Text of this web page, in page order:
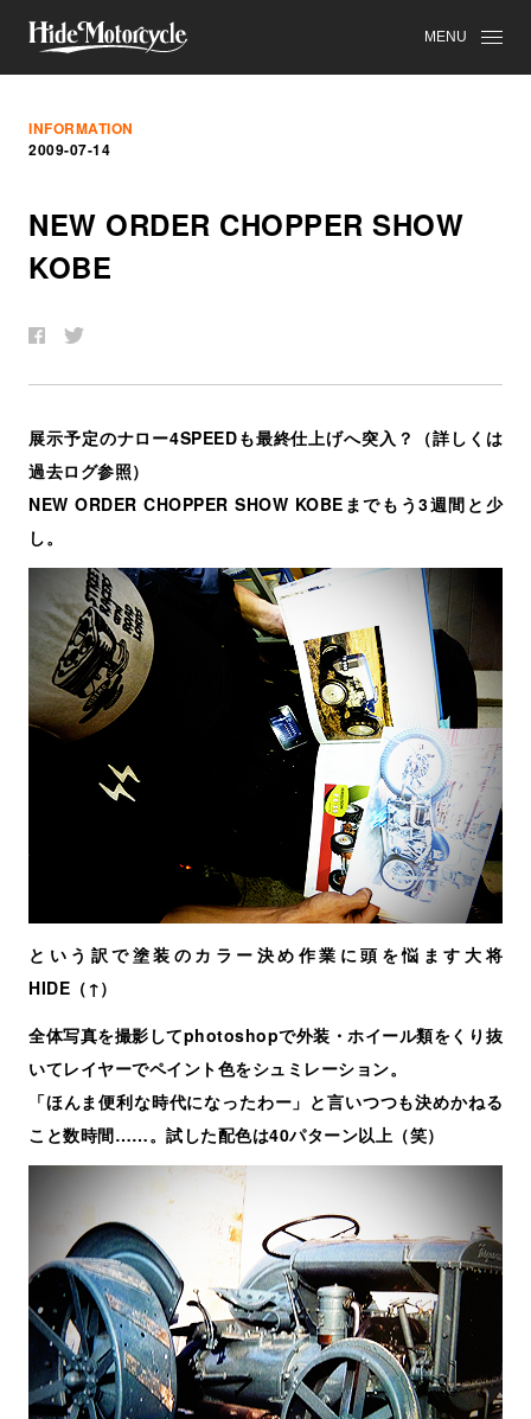
MENU
INFORMATION
2009-07-14
NEW ORDER CHOPPER SHOW
KOBE
展示予定のナロー4SPEEDも最終仕上げへ突入？（詳しくは
過去ログ参照）
NEW ORDER CHOPPER SHOW KOBEまでもう3週間と少
し。
という訳で塗装のカラー決め作業に頭を悩ます大将
HIDE（↑）
全体写真を撮影してphotoshopで外装・ホイール類をくり抜
いてレイヤーでペイント色をシュミレーション。
「ほんま便利な時代になったわー」と言いつつも決めかねる
こと数時間……。試した配色は40パターン以上（笑）